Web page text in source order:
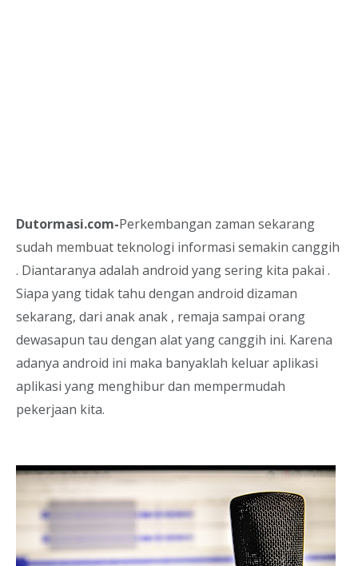
Dutormasi.com-Perkembangan zaman sekarang
sudah membuat teknologi informasi semakin canggih
. Diantaranya adalah android yang sering kita pakai .
Siapa yang tidak tahu dengan android dizaman
sekarang, dari anak anak , remaja sampai orang
dewasapun tau dengan alat yang canggih ini. Karena
adanya android ini maka banyaklah keluar aplikasi
aplikasi yang menghibur dan mempermudah
pekerjaan kita.